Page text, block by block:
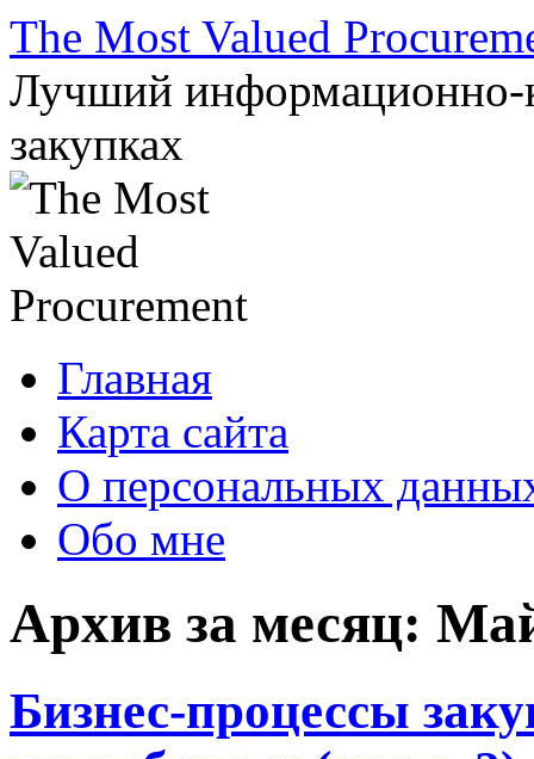
Перейти
содержимому
The Most Valued
Лучший информационно-
закупках
Главная
Карта сайта
О персональных
Обо мне
Архив за месяц:
Бизнес-процессы